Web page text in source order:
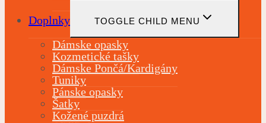
Doplnky TOGGLE CHILD MENU
Dámske opasky
Kozmetické tašky
Dámske Pončá/Kardigány
Tuniky
Pánske opasky
Šatky
Kožené puzdrá